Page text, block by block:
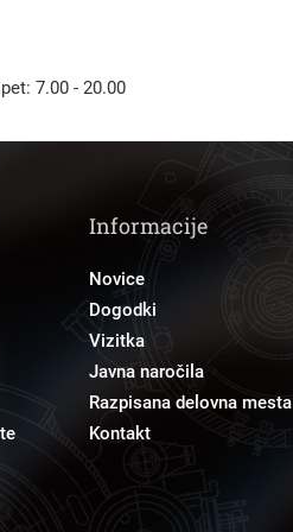
7.00 - 20.00
Informacije
Novice
Dogodki
Vizitka
Javna naročila
Razpisana delovna mesta
Kontakt